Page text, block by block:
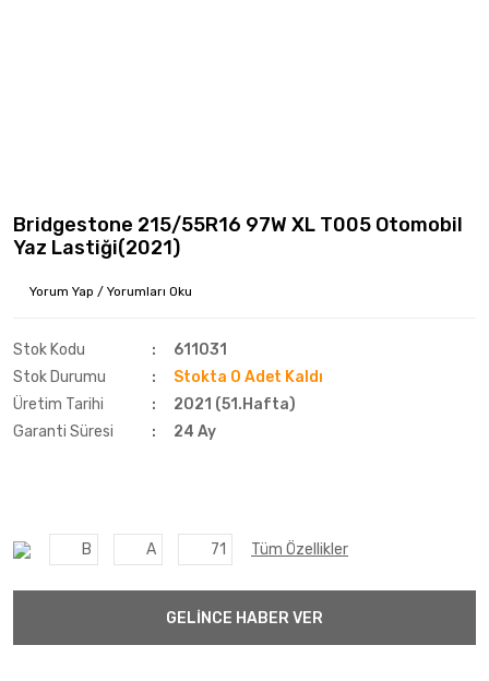
Bridgestone 215/55R16 97W XL T005 Otomobil
Yaz Lastiği(2021)
Yorum Yap / Yorumları Oku
Stok Kodu
611031
Stok Durumu
Stokta 0 Adet Kaldı
Üretim Tarihi
2021 (51.Hafta)
Garanti Süresi
24 Ay
B A 71 Tüm Özellikler
GELİNCE HABER VER